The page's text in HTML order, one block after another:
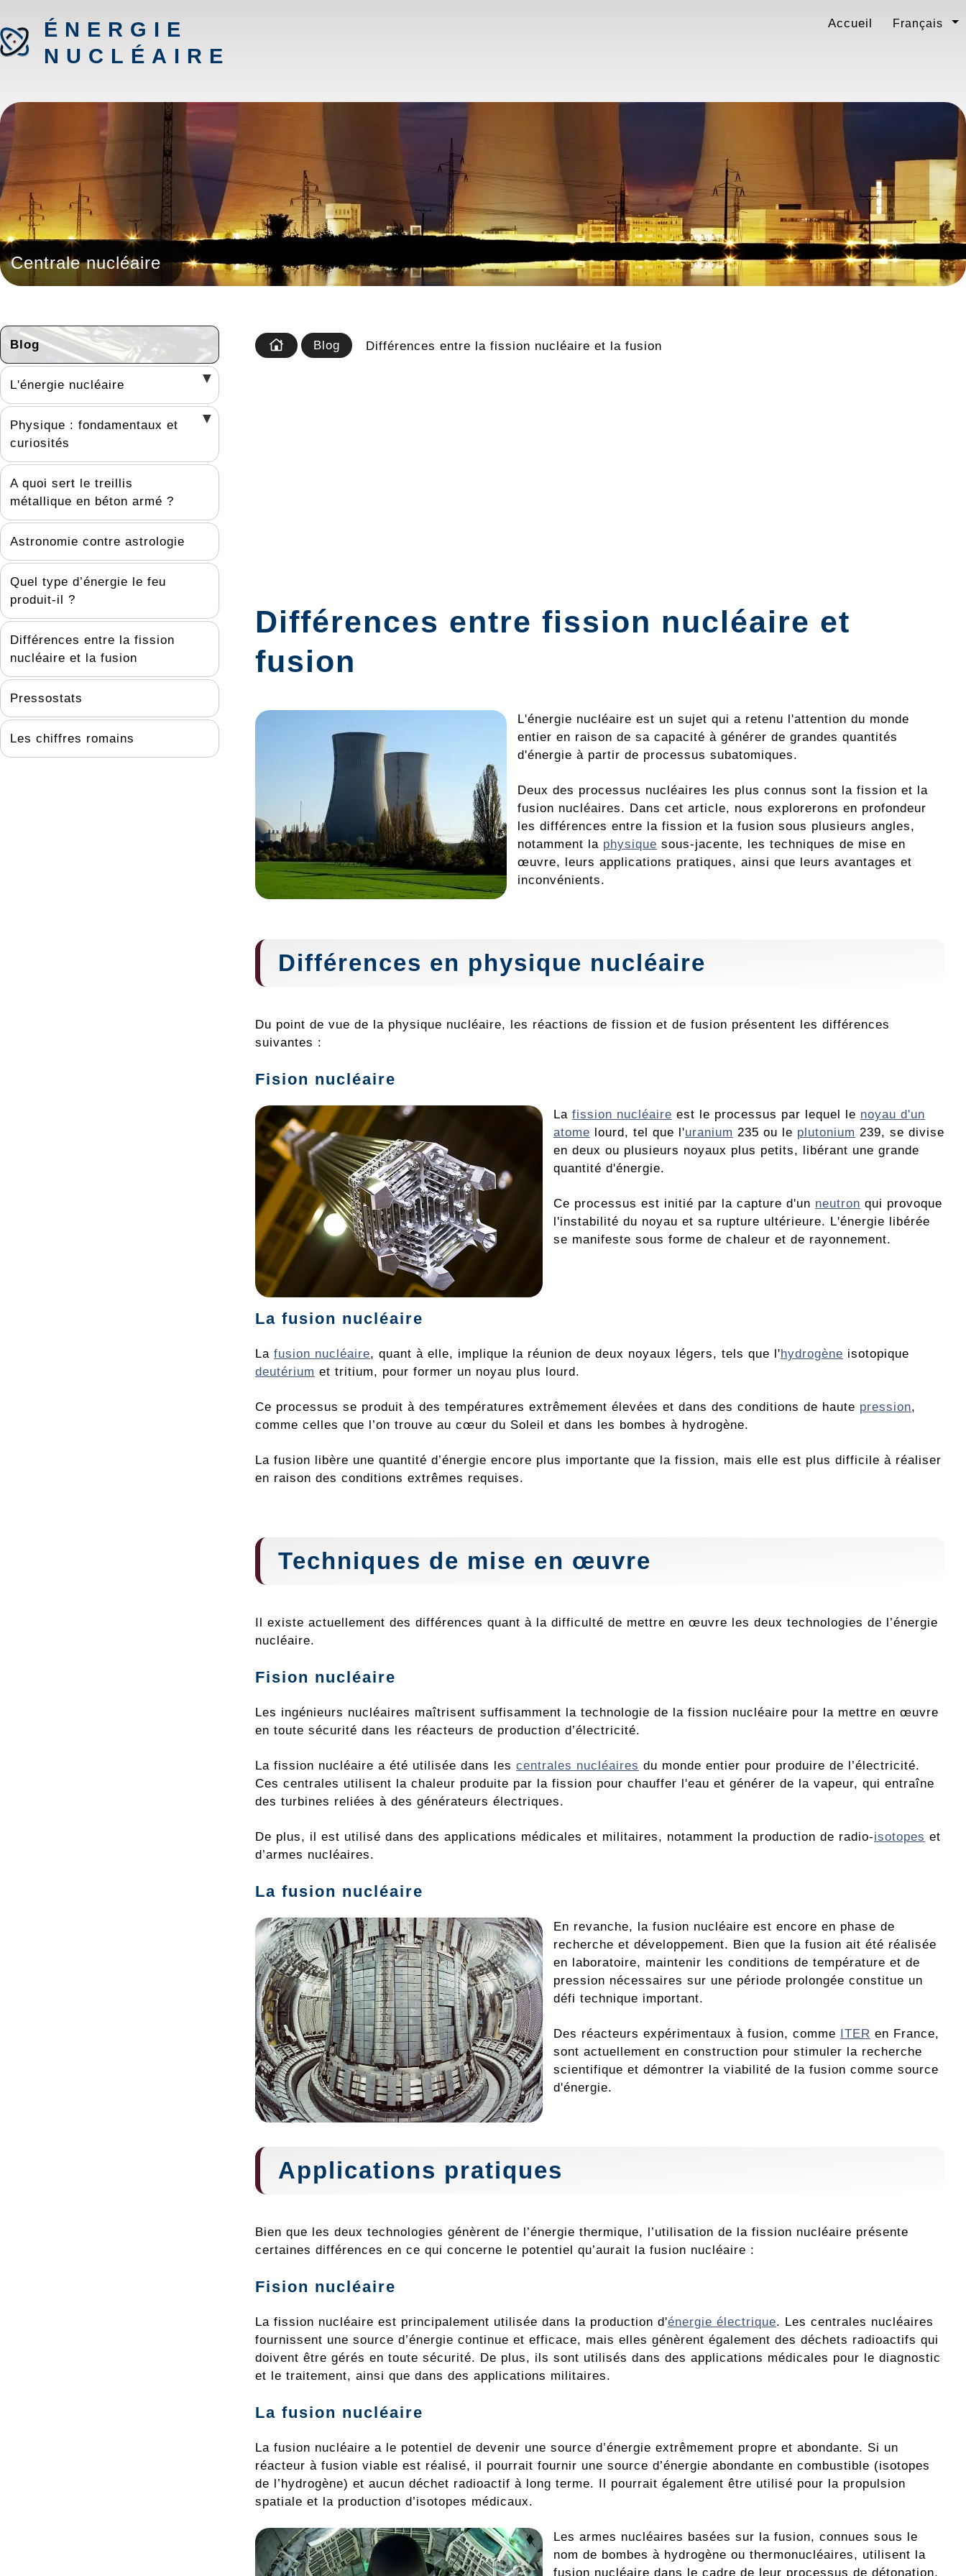
ÉNERGIE
NUCLÉAIRE
Accueil Français
Centrale nucléaire
Blog
L'énergie nucléaire
Physique : fondamentaux et
curiosités
A quoi sert le treillis
métallique en béton armé ?
Astronomie contre astrologie
Quel type d’énergie le feu
produit-il ?
Différences entre la fission
nucléaire et la fusion
Pressostats
Les chiffres romains
Blog Différences entre la fission nucléaire et la fusion
Différences entre fission nucléaire et
fusion
L'énergie nucléaire est un sujet qui a retenu l'attention du monde
entier en raison de sa capacité à générer de grandes quantités
d'énergie à partir de processus subatomiques.
Deux des processus nucléaires les plus connus sont la fission et la
fusion nucléaires. Dans cet article, nous explorerons en profondeur
les différences entre la fission et la fusion sous plusieurs angles,
notamment la physique sous-jacente, les techniques de mise en
œuvre, leurs applications pratiques, ainsi que leurs avantages et
inconvénients.
Différences en physique nucléaire
Du point de vue de la physique nucléaire, les réactions de fission et de fusion présentent les différences
suivantes :
Fision nucléaire
La fission nucléaire est le processus par lequel le noyau d'un
atome lourd, tel que l'uranium 235 ou le plutonium 239, se divise
en deux ou plusieurs noyaux plus petits, libérant une grande
quantité d'énergie.
Ce processus est initié par la capture d'un neutron qui provoque
l'instabilité du noyau et sa rupture ultérieure. L'énergie libérée
se manifeste sous forme de chaleur et de rayonnement.
La fusion nucléaire
La fusion nucléaire, quant à elle, implique la réunion de deux noyaux légers, tels que l'hydrogène isotopique
deutérium et tritium, pour former un noyau plus lourd.
Ce processus se produit à des températures extrêmement élevées et dans des conditions de haute pression,
comme celles que l’on trouve au cœur du Soleil et dans les bombes à hydrogène.
La fusion libère une quantité d’énergie encore plus importante que la fission, mais elle est plus difficile à réaliser
en raison des conditions extrêmes requises.
Techniques de mise en œuvre
Il existe actuellement des différences quant à la difficulté de mettre en œuvre les deux technologies de l’énergie
nucléaire.
Fision nucléaire
Les ingénieurs nucléaires maîtrisent suffisamment la technologie de la fission nucléaire pour la mettre en œuvre
en toute sécurité dans les réacteurs de production d’électricité.
La fission nucléaire a été utilisée dans les centrales nucléaires du monde entier pour produire de l’électricité.
Ces centrales utilisent la chaleur produite par la fission pour chauffer l'eau et générer de la vapeur, qui entraîne
des turbines reliées à des générateurs électriques.
De plus, il est utilisé dans des applications médicales et militaires, notamment la production de radio-isotopes et
d’armes nucléaires.
La fusion nucléaire
En revanche, la fusion nucléaire est encore en phase de
recherche et développement. Bien que la fusion ait été réalisée
en laboratoire, maintenir les conditions de température et de
pression nécessaires sur une période prolongée constitue un
défi technique important.
Des réacteurs expérimentaux à fusion, comme ITER en France,
sont actuellement en construction pour stimuler la recherche
scientifique et démontrer la viabilité de la fusion comme source
d'énergie.
Applications pratiques
Bien que les deux technologies génèrent de l’énergie thermique, l’utilisation de la fission nucléaire présente
certaines différences en ce qui concerne le potentiel qu’aurait la fusion nucléaire :
Fision nucléaire
La fission nucléaire est principalement utilisée dans la production d'énergie électrique. Les centrales nucléaires
fournissent une source d’énergie continue et efficace, mais elles génèrent également des déchets radioactifs qui
doivent être gérés en toute sécurité. De plus, ils sont utilisés dans des applications médicales pour le diagnostic
et le traitement, ainsi que dans des applications militaires.
La fusion nucléaire
La fusion nucléaire a le potentiel de devenir une source d’énergie extrêmement propre et abondante. Si un
réacteur à fusion viable est réalisé, il pourrait fournir une source d’énergie abondante en combustible (isotopes
de l’hydrogène) et aucun déchet radioactif à long terme. Il pourrait également être utilisé pour la propulsion
spatiale et la production d’isotopes médicaux.
Les armes nucléaires basées sur la fusion, connues sous le
nom de bombes à hydrogène ou thermonucléaires, utilisent la
fusion nucléaire dans le cadre de leur processus de détonation.